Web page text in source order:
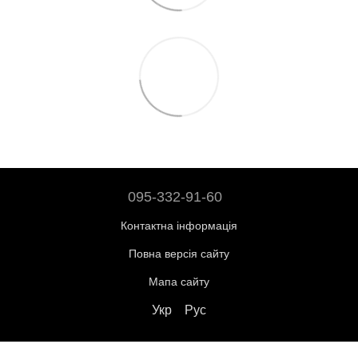
095-332-91-60
Контактна інформація
Повна версія сайту
Мапа сайту
Укр Рус